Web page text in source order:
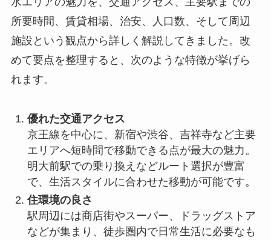
所要時間、賃貸相場、治安、人口数、そして周辺
施設という観点から詳しく解説してきました。改
めて要点を整理すると、次のような特徴が挙げら
れます。
優れた交通アクセス
京王線を中心に、新宿や渋谷、吉祥寺など主要
エリアへ短時間で移動できる点が最大の魅力。
明大前駅での乗り換えなどルート選択が豊富
で、生活スタイルに合わせた移動が可能です。
住環境の良さ
駅周辺には商店街やスーパー、ドラッグストア
などが集まり、徒歩圏内で日常生活に必要なも